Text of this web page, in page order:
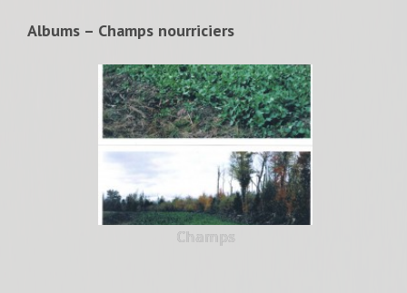
Albums – Champs nourriciers
Champs